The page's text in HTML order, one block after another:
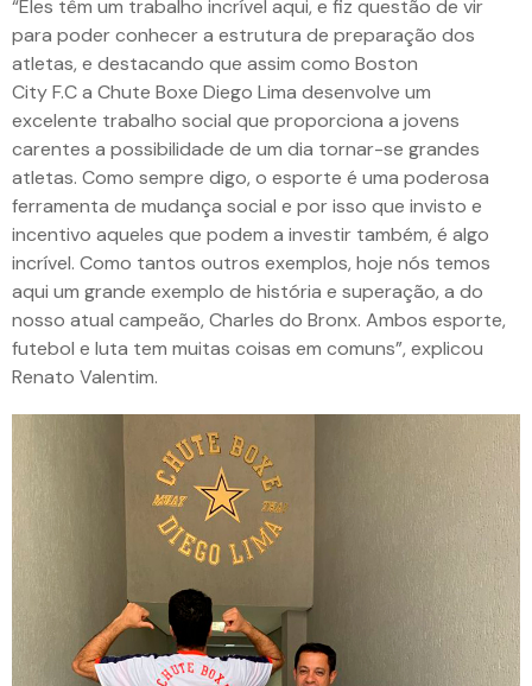
“Eles têm um trabalho incrível aqui, e fiz questão de vir
para poder conhecer a estrutura de preparação dos
atletas, e destacando que assim como Boston
City F.C a Chute Boxe Diego Lima desenvolve um
excelente trabalho social que proporciona a jovens
carentes a possibilidade de um dia tornar-se grandes
atletas. Como sempre digo, o esporte é uma poderosa
ferramenta de mudança social e por isso que invisto e
incentivo aqueles que podem a investir também, é algo
incrível. Como tantos outros exemplos, hoje nós temos
aqui um grande exemplo de história e superação, a do
nosso atual campeão, Charles do Bronx. Ambos esporte,
futebol e luta tem muitas coisas em comuns”, explicou
Renato Valentim.